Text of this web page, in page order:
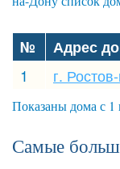
№
Адрес
1
г.
Показаны дома с 1
Самые